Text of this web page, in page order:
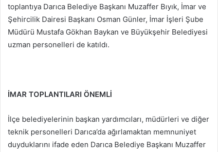
toplantıya Darıca Belediye Başkanı Muzaffer Bıyık, İmar ve
Şehircilik Dairesi Başkanı Osman Günler, İmar İşleri Şube
Müdürü Mustafa Gökhan Baykan ve Büyükşehir Belediyesi
uzman personelleri de katıldı.
İMAR TOPLANTILARI ÖNEMLİ
İlçe belediyelerinin başkan yardımcıları, müdürleri ve diğer
teknik personelleri Darıca’da ağırlamaktan memnuniyet
duyduklarını ifade eden Darıca Belediye Başkanı Muzaffer